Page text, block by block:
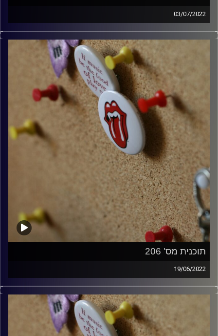
03/07/2022
קלאסיקות רוק עם אורן הוף.
włodi
תוכנית מס' 206
19/06/2022
קלאסיקות רוק עם אורן הוף.
włodi